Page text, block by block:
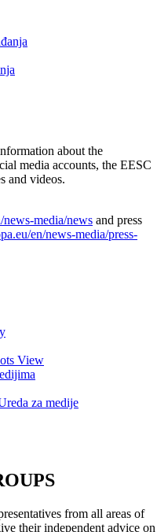
about the
media accounts, the EESC
and videos.
media/news and press
en/news-media/press-
View
za medije
from all areas of
their independent advice on